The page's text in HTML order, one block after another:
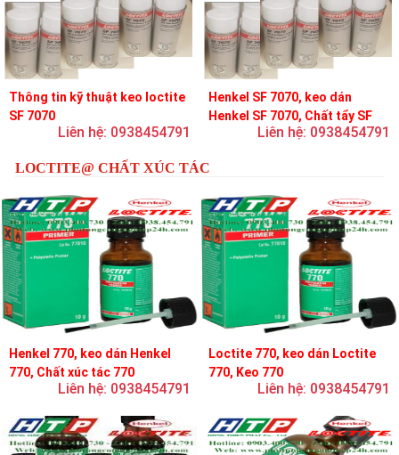
Thông tin kỹ thuật keo loctite
SF 7070
Liên hệ: 0938454791
Henkel SF 7070, keo dán
Henkel SF 7070, Chất tẩy SF
Liên hệ: 0938454791
LOCTITE@ CHẤT XÚC TÁC
Henkel 770, keo dán Henkel
770, Chất xúc tác 770
Liên hệ: 0938454791
Loctite 770, keo dán Loctite
770, Keo 770
Liên hệ: 0938454791